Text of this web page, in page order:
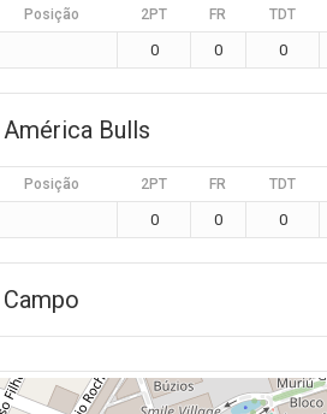
Posição 2PT FR TDT
0 0 0
América Bulls
Posição 2PT FR TDT
0 0 0
Campo